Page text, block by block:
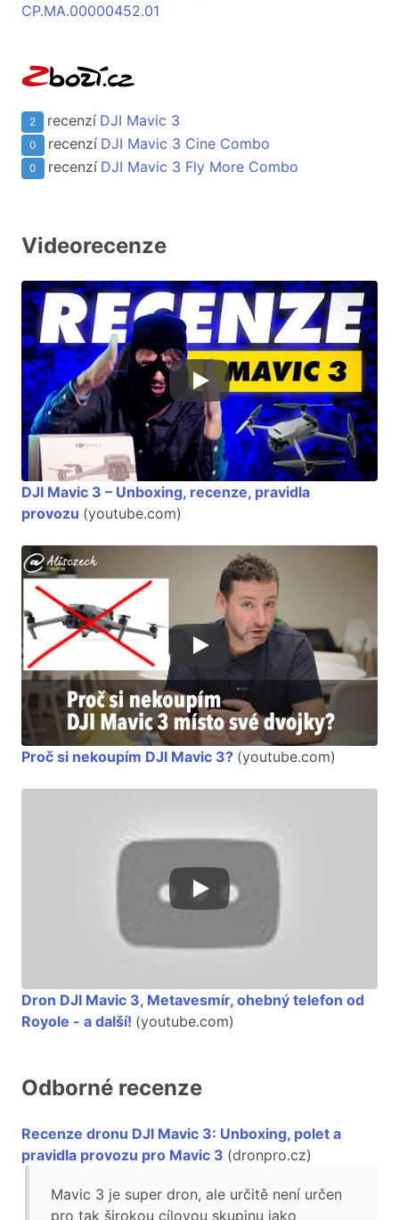
CP.MA.00000452.01
2 recenzí DJI Mavic 3
0 recenzí DJI Mavic 3 Cine Combo
0 recenzí DJI Mavic 3 Fly More Combo
Videorecenze
DJI Mavic 3 – Unboxing, recenze, pravidla
provozu (youtube.com)
Proč si nekoupím DJI Mavic 3? (youtube.com)
Dron DJI Mavic 3, Metavesmír, ohebný telefon od
Royole - a další! (youtube.com)
Odborné recenze
Recenze dronu DJI Mavic 3: Unboxing, polet a
pravidla provozu pro Mavic 3 (dronpro.cz)
Mavic 3 je super dron, ale určitě není určen
pro tak širokou cílovou skupinu jako